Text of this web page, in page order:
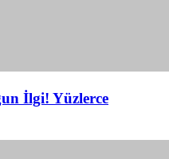
İlgi! Yüzlerce